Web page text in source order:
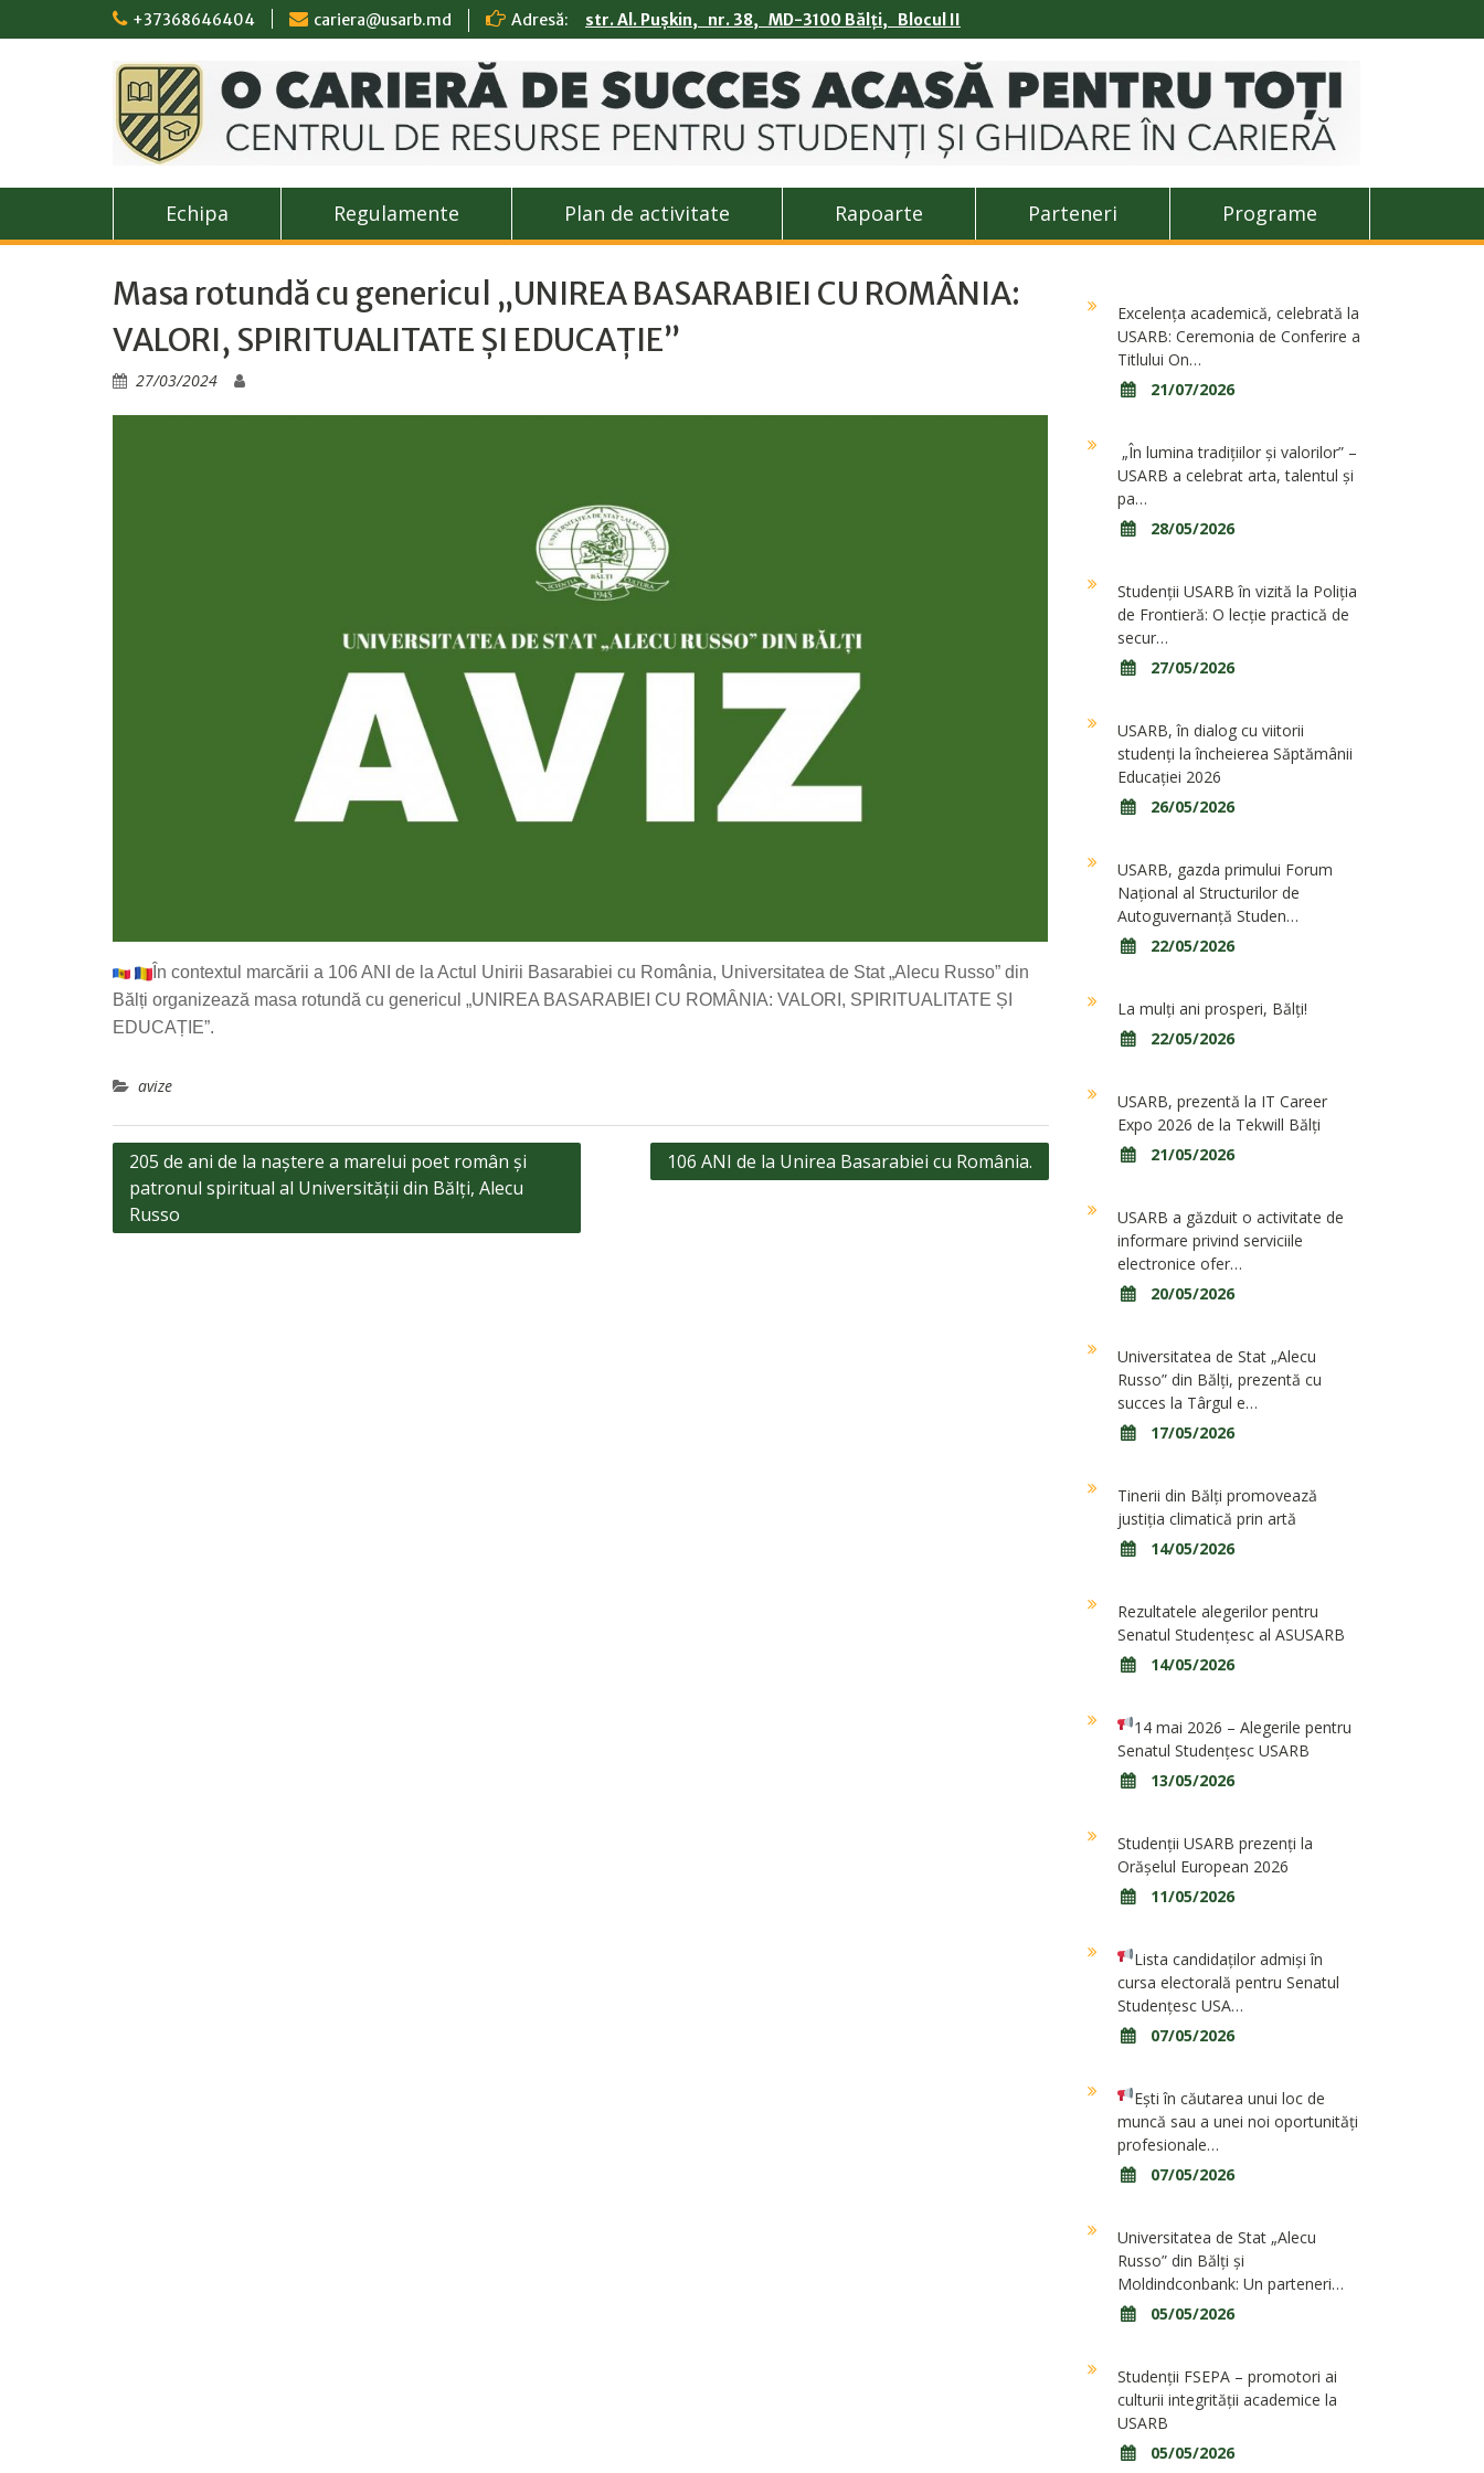
to
+37368646404 cariera@usarb.md Adresă: str. Al. Pușkin, nr. 38, MD-3100 Bălți, Blocul II
Echipa Regulamente Plan de activitate Rapoarte Parteneri Programe
Masa rotundă cu genericul „UNIREA BASARABIEI CU ROMÂNIA:
VALORI, SPIRITUALITATE ȘI EDUCAȚIE”
27/03/2024
În contextul marcării a 106 ANI de la Actul Unirii Basarabiei cu România, Universitatea de Stat „Alecu Russo” din
Bălți organizează masa rotundă cu genericul „UNIREA BASARABIEI CU ROMÂNIA: VALORI, SPIRITUALITATE ȘI
EDUCAȚIE”.
avize
Navigare
în
articole
205 de ani de la naștere a marelui poet român și
patronul spiritual al Universității din Bălți, Alecu
Russo
106 ANI de la Unirea Basarabiei cu România.
Excelența academică, celebrată la
USARB: Ceremonia de Conferire a
Titlului On…
21/07/2026
„În lumina tradițiilor și valorilor” –
USARB a celebrat arta, talentul și
pa…
28/05/2026
Studenții USARB în vizită la Poliția
de Frontieră: O lecție practică de
secur…
27/05/2026
USARB, în dialog cu viitorii
studenți la încheierea Săptămânii
Educației 2026
26/05/2026
USARB, gazda primului Forum
Național al Structurilor de
Autoguvernanță Studen…
22/05/2026
La mulți ani prosperi, Bălți!
22/05/2026
USARB, prezentă la IT Career
Expo 2026 de la Tekwill Bălți
21/05/2026
USARB a găzduit o activitate de
informare privind serviciile
electronice ofer…
20/05/2026
Universitatea de Stat „Alecu
Russo” din Bălți, prezentă cu
succes la Târgul e…
17/05/2026
Tinerii din Bălți promovează
justiția climatică prin artă
14/05/2026
Rezultatele alegerilor pentru
Senatul Studențesc al ASUSARB
14/05/2026
14 mai 2026 – Alegerile pentru
Senatul Studențesc USARB
13/05/2026
Studenții USARB prezenți la
Orășelul European 2026
11/05/2026
Lista candidaților admiși în
cursa electorală pentru Senatul
Studențesc USA…
07/05/2026
Ești în căutarea unui loc de
muncă sau a unei noi oportunități
profesionale…
07/05/2026
Universitatea de Stat „Alecu
Russo” din Bălți și
Moldindconbank: Un parteneri…
05/05/2026
Studenții FSEPA – promotori ai
culturii integrității academice la
USARB
05/05/2026